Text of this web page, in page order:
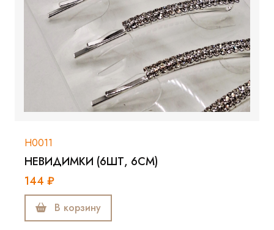
Н0011
НЕВИДИМКИ (6ШТ, 6СМ)
144 ₽
В корзину